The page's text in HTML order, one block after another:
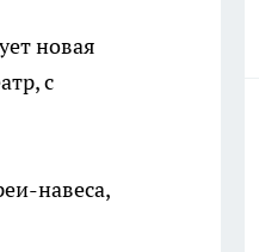
новая
с
навеса,